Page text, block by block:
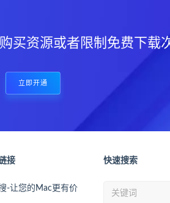
买资源或者限制免费下载
立即开通
接
-让您的Mac更有价
快速搜索